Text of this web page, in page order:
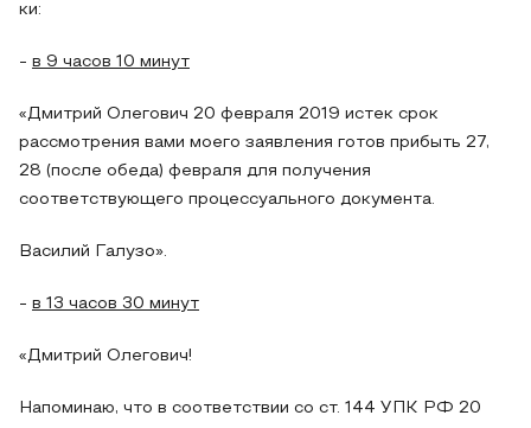
ки:
- в 9 часов 10 минут
«Дмитрий Олегович 20 февраля 2019 истек срок
рассмотрения вами моего заявления готов прибыть 27,
28 (после обеда) февраля для получения
соответствующего процессуального документа.
Василий Галузо».
- в 13 часов 30 минут
«Дмитрий Олегович!
Напоминаю, что в соответствии со ст. 144 УПК РФ 20